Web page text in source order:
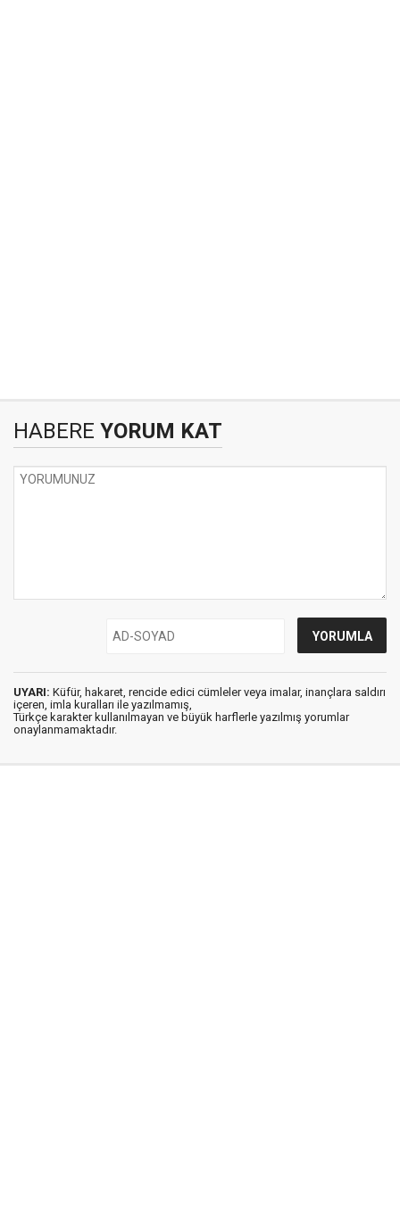
HABERE YORUM KAT
UYARI: Küfür, hakaret, rencide edici cümleler veya imalar, inançlara saldırı
içeren, imla kuralları ile yazılmamış,
Türkçe karakter kullanılmayan ve büyük harflerle yazılmış yorumlar
onaylanmamaktadır.